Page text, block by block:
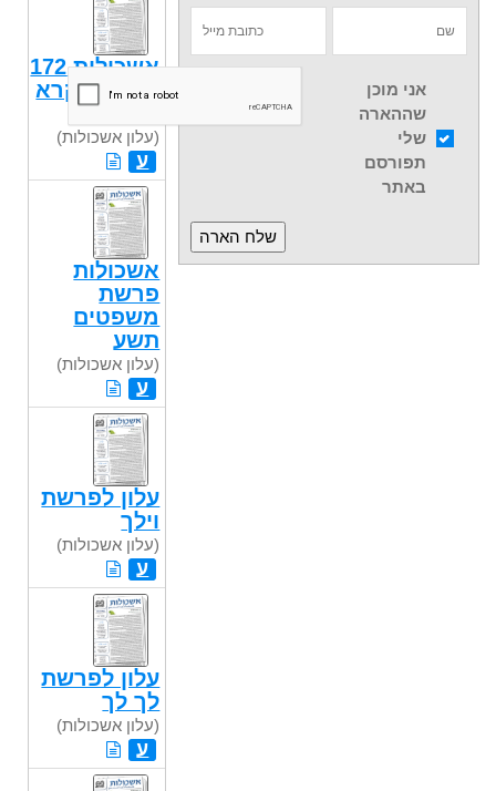
אני מוכן
שההארה
שלי
תפורסם
באתר
אשכולות 172
פרשת ויקרא
תשע"א
(עלון אשכולות)
ע
אשכולות
פרשת
משפטים
תשע
(עלון אשכולות)
ע
עלון לפרשת
וילך
(עלון אשכולות)
ע
עלון לפרשת
לך לך
(עלון אשכולות)
ע